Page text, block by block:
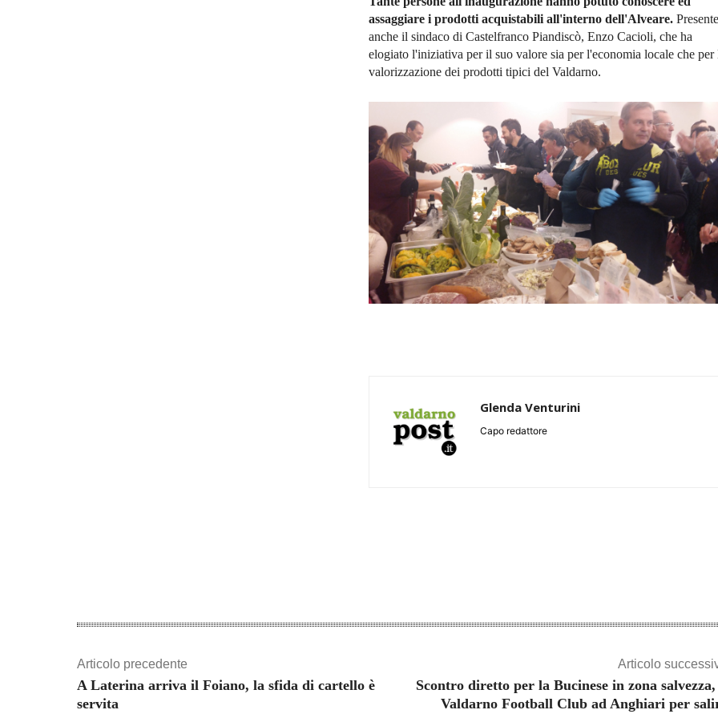
assaggiare i prodotti acquistabili all'interno dell'Alveare. Presente
anche il sindaco di Castelfranco Piandiscò, Enzo Cacioli, che ha
elogiato l'iniziativa per il suo valore sia per l'economia locale che per
valorizzazione dei prodotti tipici del Valdarno.
Glenda Venturini
Capo redattore
Articolo precedente
A Laterina arriva il Foiano, la sfida di cartello è
servita
Articolo
Scontro diretto per la Bucinese in zona
Valdarno Football Club ad Anghiari per